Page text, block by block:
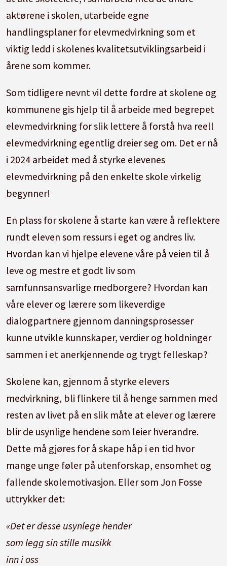
aktørene i skolen, utarbeide egne
handlingsplaner for elevmedvirkning som et
viktig ledd i skolenes kvalitetsutviklingsarbeid i
årene som kommer.
Som tidligere nevnt vil dette fordre at skolene og
kommunene gis hjelp til å arbeide med begrepet
elevmedvirkning for slik lettere å forstå hva reell
elevmedvirkning egentlig dreier seg om. Det er nå
i 2024 arbeidet med å styrke elevenes
elevmedvirkning på den enkelte skole virkelig
begynner!
En plass for skolene å starte kan være å reflektere
rundt eleven som ressurs i eget og andres liv.
Hvordan kan vi hjelpe elevene våre på veien til å
leve og mestre et godt liv som
samfunnsansvarlige medborgere? Hvordan kan
våre elever og lærere som likeverdige
dialogpartnere gjennom danningsprosesser
kunne utvikle kunnskaper, verdier og holdninger
sammen i et anerkjennende og trygt felleskap?
Skolene kan, gjennom å styrke elevers
medvirkning, bli flinkere til å henge sammen med
resten av livet på en slik måte at elever og lærere
blir de usynlige hendene som leier hverandre.
Dette må gjøres for å skape håp i en tid hvor
mange unge føler på utenforskap, ensomhet og
fallende skolemotivasjon. Eller som Jon Fosse
uttrykker det:
«Det er desse usynlege hender
som legg sin stille musikk
inn i oss